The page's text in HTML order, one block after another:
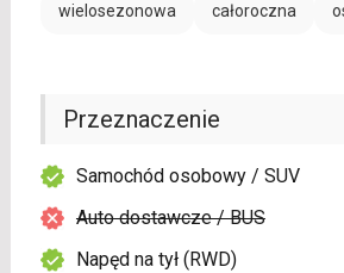
wielosezonowa całoroczna
Przeznaczenie
Samochód osobowy / SUV
Auto dostawcze / BUS
Napęd na tył (RWD)